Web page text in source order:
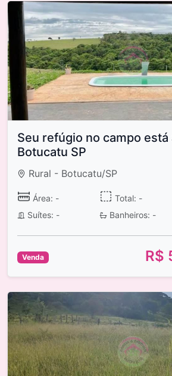
Seu refúgio no campo está
Botucatu SP
Rural - Botucatu/SP
Área: - Total: -
Suítes: -
Banheiros: -
Venda R$